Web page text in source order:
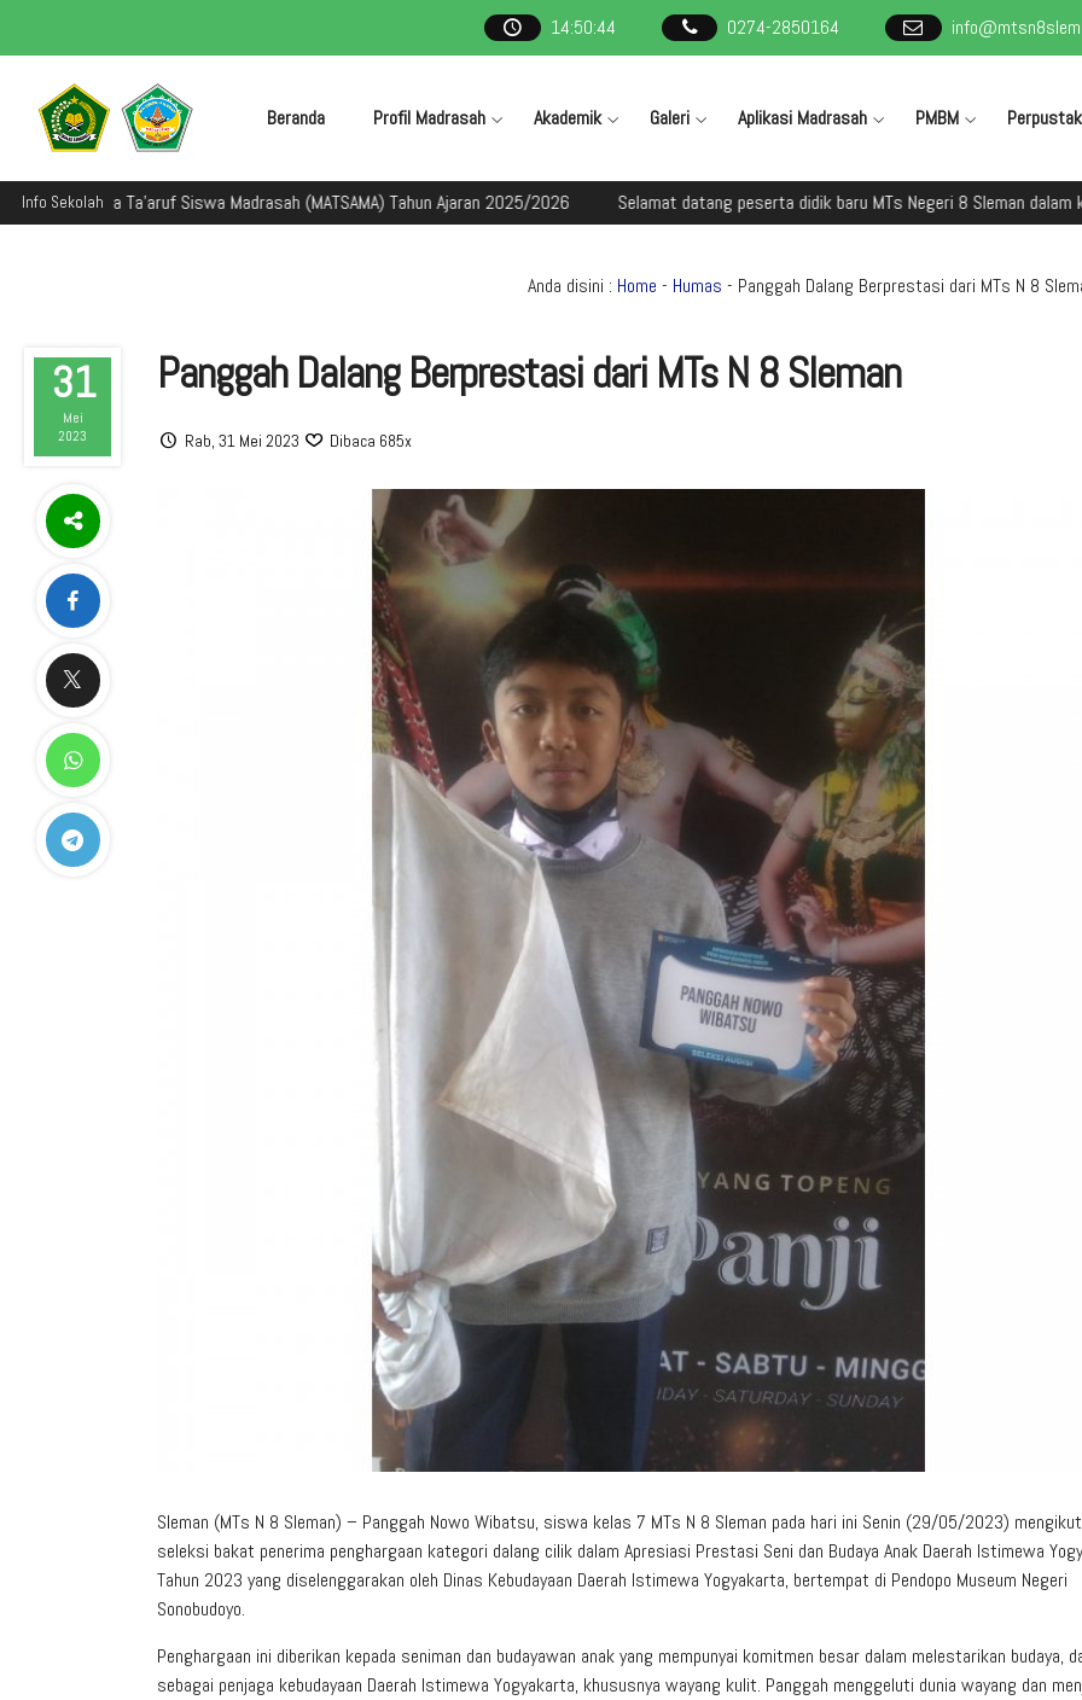
14:50:45 0274-2850164
Beranda Profil Madrasah Akademik Galeri Aplikasi Madrasah PMBM
Info Sekolah
Ta'aruf Siswa Madrasah (MATSAMA) Tahun Ajaran 2025/2026 Selamat datang peserta didik baru MTs Negeri 8 Sleman dalam kegiatan
Anda disini : Home - Humas - Panggah Dalang Berprestasi dari MTs N 8
31
Mei
2023
Panggah Dalang Berprestasi dari MTs N 8 Sleman
Rab, 31 Mei 2023 Dibaca 685x
Sleman (MTs N 8 Sleman) – Panggah Nowo Wibatsu, siswa kelas 7 MTs N 8 Sleman pada hari ini Senin (29/05/2023)
seleksi bakat penerima penghargaan kategori dalang cilik dalam Apresiasi Prestasi Seni dan Budaya Anak Daerah Istimewa
Tahun 2023 yang diselenggarakan oleh Dinas Kebudayaan Daerah Istimewa Yogyakarta, bertempat di Pendopo Museum Negeri
Sonobudoyo.
Penghargaan ini diberikan kepada seniman dan budayawan anak yang mempunyai komitmen besar dalam melestarikan budaya,
sebagai penjaga kebudayaan Daerah Istimewa Yogyakarta, khususnya wayang kulit. Panggah menggeluti dunia wayang dan